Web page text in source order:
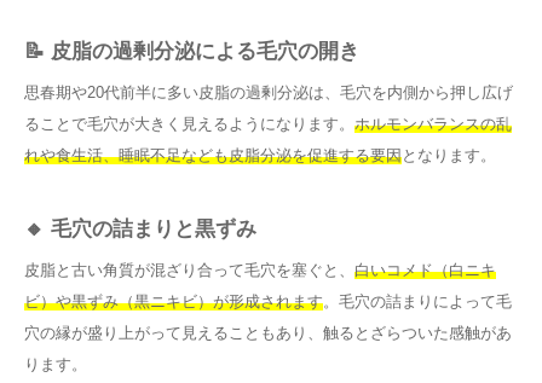
📝 皮脂の過剰分泌による毛穴の開き
思春期や20代前半に多い皮脂の過剰分泌は、毛穴を内側から押し広げ
ることで毛穴が大きく見えるようになります。 ホルモンバランスの乱
れや食生活、睡眠不足なども皮脂分泌を促進する要因となります。
🔸 毛穴の詰まりと黒ずみ
皮脂と古い角質が混ざり合って毛穴を塞ぐと、 白いコメド（白ニキ
ビ）や黒ずみ（黒ニキビ）が形成されます。毛穴の詰まりによって毛
穴の縁が盛り上がって見えることもあり、触るとざらついた感触があ
ります。